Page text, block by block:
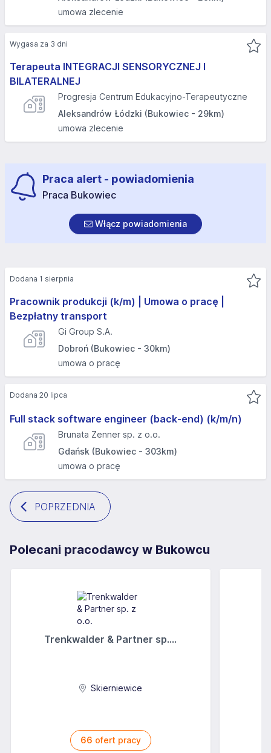
umowa zlecenie
Terapeuta INTEGRACJI SENSORYCZNEJ I
BILATERALNEJ
Progresja Centrum Edukacyjno-Terapeutyczne
Aleksandrów Łódzki (Bukowiec - 29km)
umowa zlecenie
Wygasa za 3 dni
Praca alert - powiadomienia
Praca Bukowiec
Włącz powiadomienia
Pracownik produkcji (k/m) | Umowa o pracę |
Bezpłatny transport
Gi Group S.A.
Dobroń (Bukowiec - 30km)
umowa o pracę
Dodana 1 sierpnia
Full stack software engineer (back-end) (k/m/n)
Brunata Zenner sp. z o.o.
Gdańsk (Bukowiec - 303km)
umowa o pracę
Dodana 20 lipca
POPRZEDNIA
Polecani pracodawcy w Bukowcu
Trenkwalder & Partner sp....
Skierniewice
66 ofert pracy